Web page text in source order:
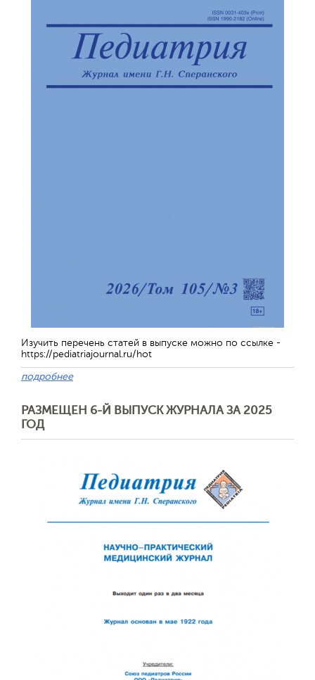
Изучить перечень статей в выпуске можно по ссылке -
https://pediatriajournal.ru/hot
подробнее
РАЗМЕЩЕН 6-Й ВЫПУСК ЖУРНАЛА ЗА 2025
ГОД